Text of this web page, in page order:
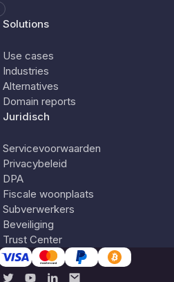
Solutions
Use cases
Industries
Alternatives
Domain reports
Juridisch
Servicevoorwaarden
Privacybeleid
DPA
Fiscale woonplaats
Subverwerkers
Beveiliging
Trust Center